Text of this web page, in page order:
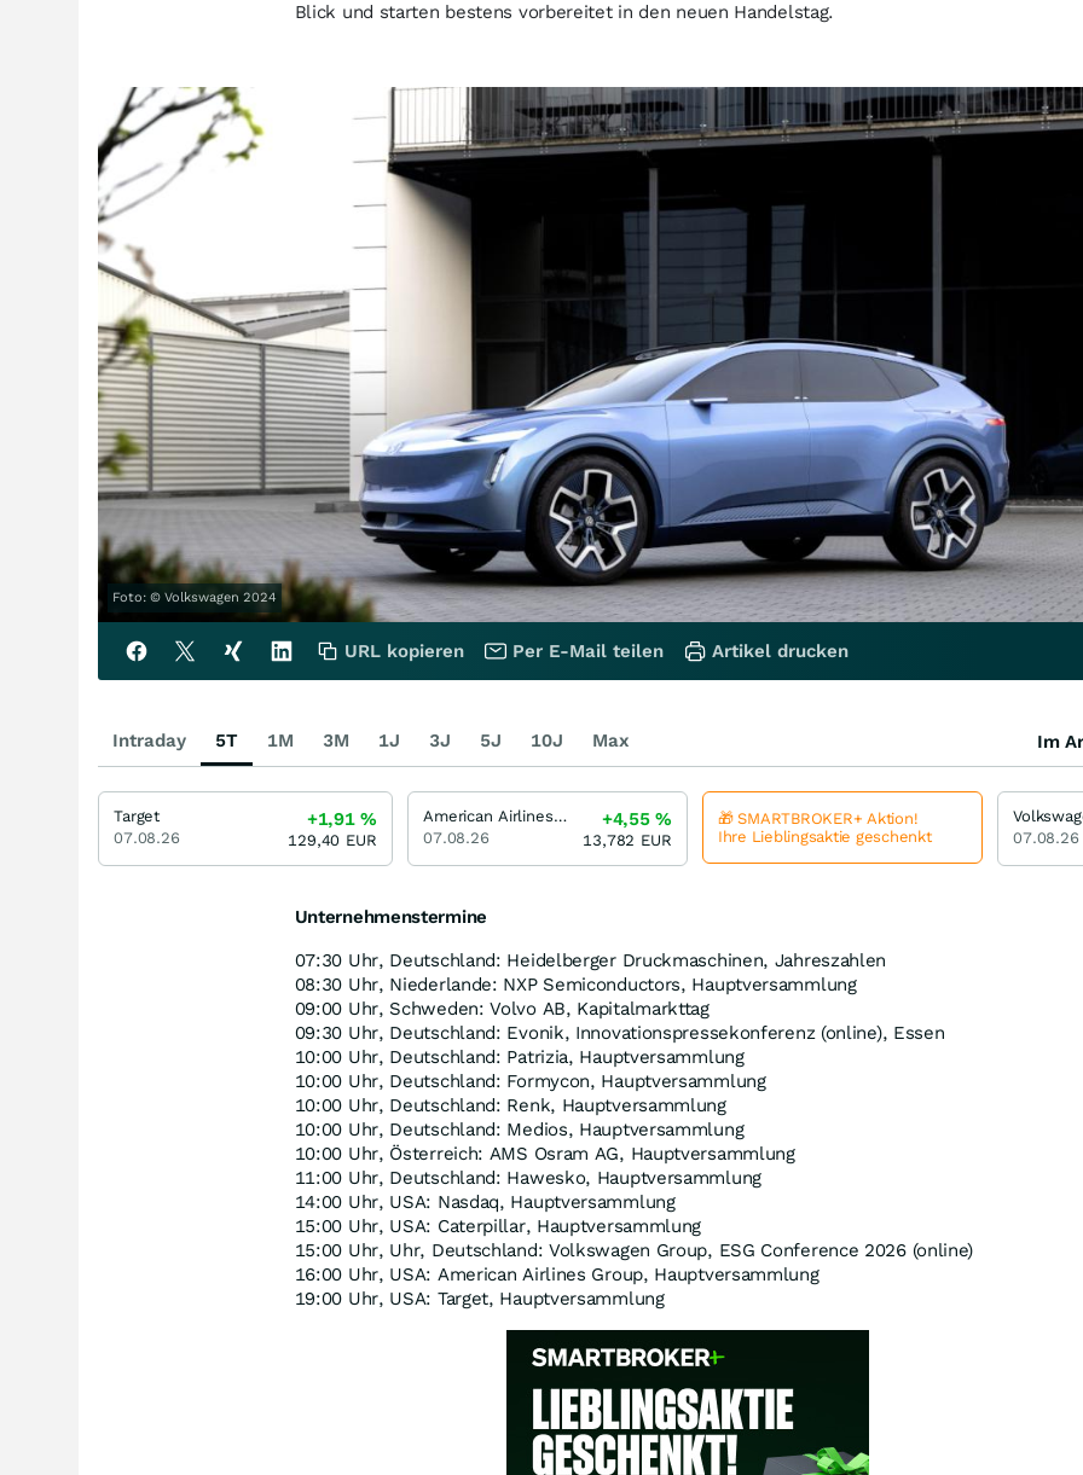
Blick und starten bestens vorbereitet in den neuen Handelstag.
Foto: © Volkswagen 2024
Unternehmenstermine
07:30 Uhr, Deutschland: Heidelberger Druckmaschinen, Jahreszahlen
08:30 Uhr, Niederlande: NXP Semiconductors, Hauptversammlung
09:00 Uhr, Schweden: Volvo AB, Kapitalmarkttag
09:30 Uhr, Deutschland: Evonik, Innovationspressekonferenz (online), Essen
10:00 Uhr, Deutschland: Patrizia, Hauptversammlung
10:00 Uhr, Deutschland: Formycon, Hauptversammlung
10:00 Uhr, Deutschland: Renk, Hauptversammlung
10:00 Uhr, Deutschland: Medios, Hauptversammlung
10:00 Uhr, Österreich: AMS Osram AG, Hauptversammlung
11:00 Uhr, Deutschland: Hawesko, Hauptversammlung
14:00 Uhr, USA: Nasdaq, Hauptversammlung
15:00 Uhr, USA: Caterpillar, Hauptversammlung
15:00 Uhr, Uhr, Deutschland: Volkswagen Group, ESG Conference 2026 (online)
16:00 Uhr, USA: American Airlines Group, Hauptversammlung
19:00 Uhr, USA: Target, Hauptversammlung
URL kopieren Per E-Mail teilen Artikel drucken
Intraday 5T 1M 3M 1J 3J 5J 10J Max Im
Target
07.08.26
+1,91%
129,40 EUR
American Airlines Group
07.08.26
+4,55%
13,782 EUR
🎁 SMARTBROKER+ Aktion!
Ihre Lieblingsaktie geschenkt
07.08.26